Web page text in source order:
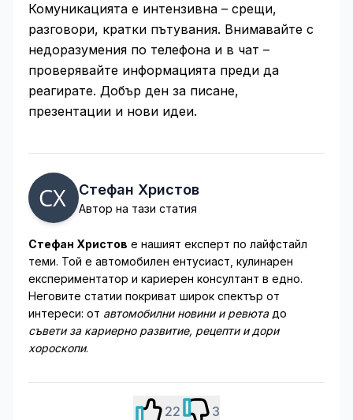
Комуникацията е интензивна – срещи,
разговори, кратки пътувания. Внимавайте с
недоразумения по телефона и в чат –
проверявайте информацията преди да
реагирате. Добър ден за писане,
презентации и нови идеи.
Стефан Христов
Автор на тази статия
Стефан Христов е нашият експерт по лайфстайл
теми. Той е автомобилен ентусиаст, кулинарен
експериментатор и кариерен консултант в едно.
Неговите статии покриват широк спектър от
интереси: от автомобилни новини и ревютадо
съвети за кариерно развитие, рецепти и дори
хороскопи.
22 3